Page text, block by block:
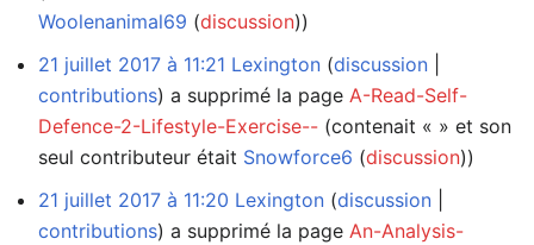
Woolenanimal69 (discussion))
21 juillet 2017 à 11:21 Lexington discussion
contributions a supprimé la page A-Read-Self-
Defence-2-Lifestyle-Exercise-- (contenait « » et son
seul contributeur était Snowforce6 (discussion))
21 juillet 2017 à 11:20 Lexington discussion
contributions a supprimé la page An-Analysis-